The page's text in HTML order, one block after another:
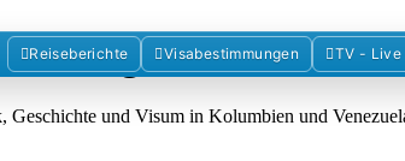
Das grosse Forum
und Visum in Kolumbien und
Reiseberichte Visabestimmungen TV - Live